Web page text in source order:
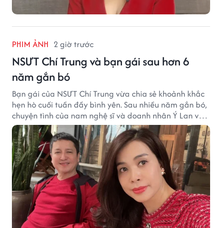
PHIM ẢNH 2 giờ trước
NSƯT Chí Trung và bạn gái sau hơn 6
năm gắn bó
Bạn gái của NSƯT Chí Trung vừa chia sẻ khoảnh khắc
hẹn hò cuối tuần đầy bình yên. Sau nhiều năm gắn bó,
chuyện tình của nam nghệ sĩ và doanh nhân Ý Lan vẫn
nhận được sự quan tâm từ công chúng.